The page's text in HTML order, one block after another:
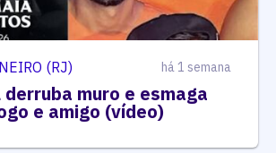
(RJ) há 1 semana
muro e esmaga
e amigo (vídeo)